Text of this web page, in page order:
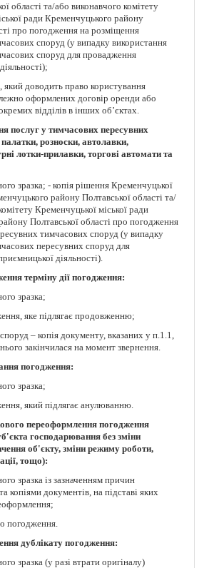
області та/або виконавчого комітету
ради Кременчуцького району
про погодження на розміщення
споруд (у випадку використання
споруд для провадження
який доводить право користування
оформлених договір оренди або
відділів в інших об’єктах.
послуг у тимчасових пересувних
розноски, автолавки,
лотки-прилавки, торгові автомати та
зразка; - копія рішення Кременчуцької
району Полтавської області та/
Кременчуцької міської ради
Полтавської області про погодження
тимчасових споруд (у випадку
пересувних споруд для
діяльності).
терміну дії погодження:
зразка;
яке підлягає продовженню;
– копія документу, вказаних у п.1.1,
закінчилася на момент звернення.
погодження:
зразка;
який підлягає анулюванню.
переоформлення погодження
господарювання без зміни
об'єкту, зміни режиму роботи,
тощо):
зразка із зазначенням причин
копіями документів, на підставі яких
погодження.
дублікату погодження:
зразка (у разі втрати оригіналу)